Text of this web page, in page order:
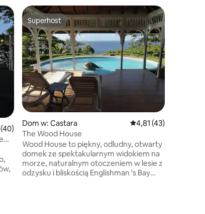
ocena: 4,83 na 5, liczba recenzji: 40
Superhost
Superhost
Dom w: Castara Średnia ocena: 4,81
4,81 (43)
The Wood House
Wood House to piękny, odludny, otwarty
domek ze spektakularnym widokiem na
morze, naturalnym otoczeniem w lesie z
odzysku i bliskością Englishman 's Bay